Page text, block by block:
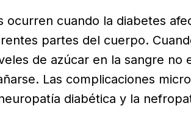
ocurren cuando la diabetes
partes del cuerpo.
de azúcar en la sangre no
Las complicaciones
diabética y la